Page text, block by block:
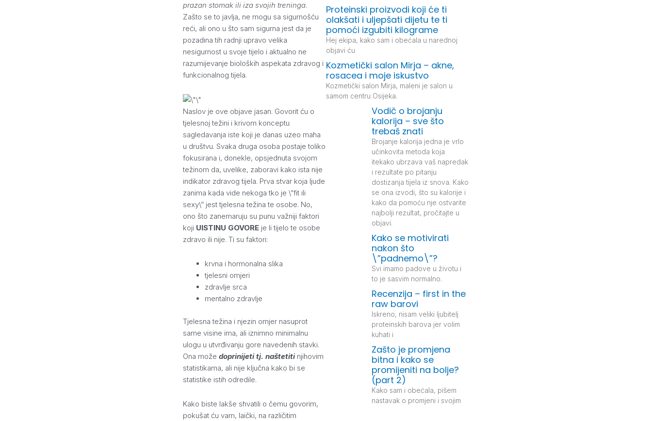
prazan stomak ili iza svojih treninga.
Zašto se to javlja, ne mogu sa sigurnošću
reći, ali ono u što sam sigurna jest da je
pozadina tih radnji upravo velika
nesigurnost u svoje tijelo i aktualno ne
razumijevanje bioloških aspekata zdravog i
funkcionalnog tijela.
Naslov je ove objave jasan. Govorit ću o
tjelesnoj težini i krivom konceptu
sagledavanja iste koji je danas uzeo maha
u društvu. Svaka druga osoba postaje toliko
fokusirana i, donekle, opsjednuta svojom
težinom da, uvelike, zaboravi kako ista nije
indikator zdravog tijela. Prva stvar koja ljude
zanima kada vide nekoga tko je \”fit ili
sexy\” jest tjelesna težina te osobe. No,
ono što zanemaruju su punu važniji faktori
koji UISTINU GOVORE je li tijelo te osobe
zdravo ili nije. Ti su faktori:
krvna i hormonalna slika
tjelesni omjeri
zdravlje srca
mentalno zdravlje
Tjelesna težina i njezin omjer nasuprot
same visine ima, ali iznimno minimalnu
ulogu u utvrđivanju gore navedenih stavki.
Ona može doprinijeti tj. naštetitinjihovim
statistikama, ali nije ključna kako bi se
statistike istih odredile.
Kako biste lakše shvatili o čemu govorim,
pokušat ću vam, laički, na različitim
Proteinski proizvodi koji će ti
olakšati i uljepšati dijetu te ti
pomoći izgubiti kilograme
Hej ekipa, kako sam i obećala u narednoj
objavi ću
Kozmetički salon Mirja – akne,
rosacea i moje iskustvo
Kozmetički salon Mirja, maleni je salon u
samom centru Osijeka.
Vodič o brojanju
kalorija – sve što
trebaš znati
Brojanje kalorija jedna je vrlo
učinkovita metoda koja
itekako ubrzava vaš napredak
i rezultate po pitanju
dostizanja tijela iz snova. Kako
se ona izvodi, što su kalorije i
kako da pomoću nje ostvarite
najbolji rezultat, pročitajte u
objavi.
Kako se motivirati
nakon što
\”padnemo\”?
Svi imamo padove u životu i
to je sasvim normalno.
Recenzija – first in the
raw barovi
Iskreno, nisam veliki ljubitelj
proteinskih barova jer volim
kuhati i
Zašto je promjena
bitna i kako se
promijeniti na bolje?
(part 2)
Kako sam i obećala, pišem
nastavak o promjeni i svojim